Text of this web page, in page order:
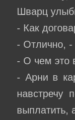
Шварц
- Как
- Отлично, -
- О чем это
- Арни в
навстречу
выплатить,